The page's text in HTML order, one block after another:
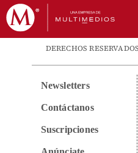
DERECHOS
Newsletters
Contáctanos
Suscripciones